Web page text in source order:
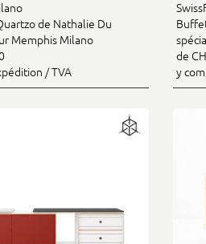
de Nathalie Du
Memphis Milano
/ TVA
de
y